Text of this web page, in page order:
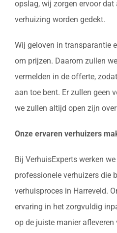
opslag, wij zorgen ervoor
verhuizing worden gedekt.
Wij geloven in transparantie
om prijzen. Daarom zullen
vermelden in de offerte,
aan toe bent. Er zullen geen
we zullen altijd open zijn
Onze ervaren verhuizers
Bij VerhuisExperts werken
professionele verhuizers die
verhuisproces in Harreveld.
ervaring in het zorgvuldig
op de juiste manier